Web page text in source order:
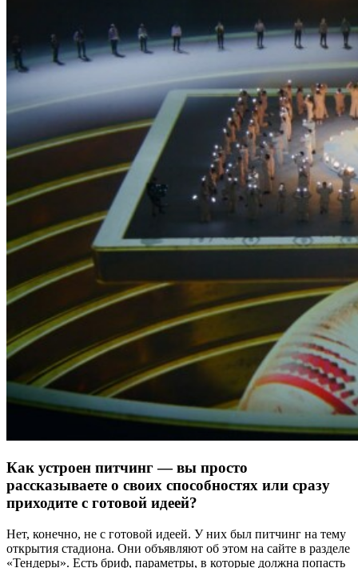
Как устроен питчинг — вы просто
рассказываете о своих способностях или сразу
приходите с готовой идеей?
Нет, конечно, не с готовой идеей. У них был питчинг на тему
открытия стадиона. Они объявляют об этом на сайте в разделе
«Тендеры». Есть бриф, параметры, в которые должна попасть